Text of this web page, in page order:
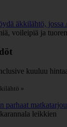
äkkilähtö, jossa
kuuluu
»
parhaat